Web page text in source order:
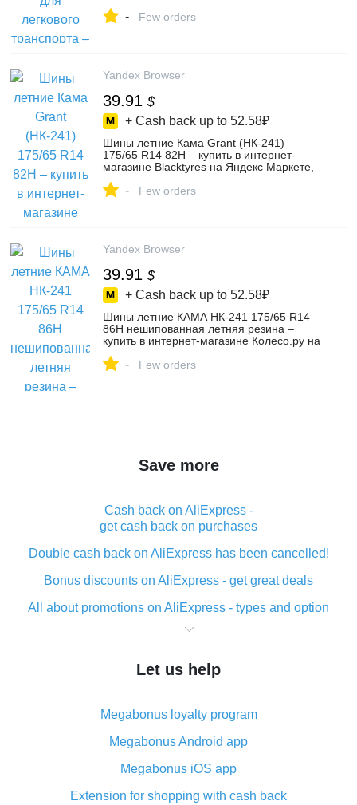
5132828942
- Few orders
Yandex Browser
39.91 $
+ Cash back up to 52.58₽
Шины летние Кама Grant (НК-241)
175/65 R14 82H – купить в интернет-
магазине Blacktyres на Яндекс Маркете,
- Few orders
Yandex Browser
39.91 $
+ Cash back up to 52.58₽
Шины летние КАМА НК-241 175/65 R14
86H нешипованная летняя резина –
купить в интернет-магазине Колесо.ру на
- Few orders
Save more
Cash back on AliExpress -
get cash back on purchases
Double cash back on AliExpress has been cancelled!
Bonus discounts on AliExpress - get great deals
All about promotions on AliExpress - types and option
What is cash back when making purchases on
The best place to download cash back for AliExpress
What is the AliExpress cash back plugin and what are
its advantages
Cash back from the AliExpress mobile app -
advantages of the plugin
Let us help
Megabonus loyalty program
Megabonus Android app
Megabonus iOS app
Extension for shopping with cash back